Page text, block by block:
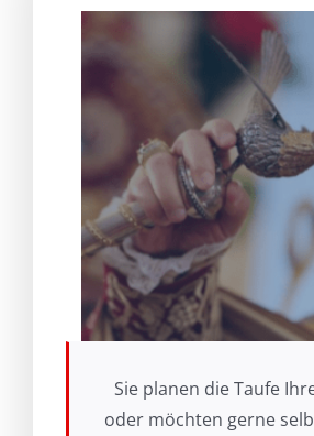
Sie planen die Taufe
oder möchten gerne